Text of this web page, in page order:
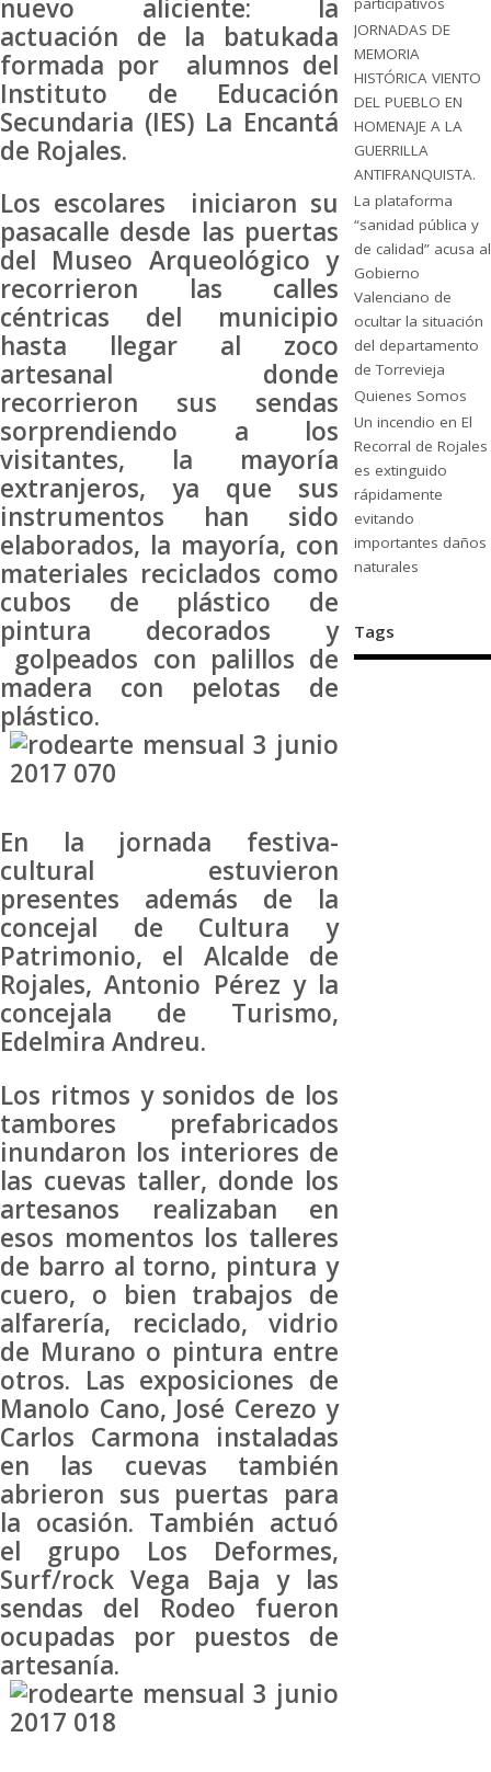
nuevo aliciente: la
actuación de la batukada
formada por alumnos del
Instituto de Educación
Secundaria (IES) La Encantá
de Rojales.
Los escolares iniciaron su
pasacalle desde las puertas
del Museo Arqueológico y
recorrieron las calles
céntricas del municipio
hasta llegar al zoco
artesanal donde
recorrieron sus sendas
sorprendiendo a los
visitantes, la mayoría
extranjeros, ya que sus
instrumentos han sido
elaborados, la mayoría, con
materiales reciclados como
cubos de plástico de
pintura decorados y
golpeados con palillos de
madera con pelotas de
plástico.
En la jornada festiva-
cultural estuvieron
presentes además de la
concejal de Cultura y
Patrimonio, el Alcalde de
Rojales, Antonio Pérez y la
concejala de Turismo,
Edelmira Andreu.
Los ritmos y sonidos de los
tambores prefabricados
inundaron los interiores de
las cuevas taller, donde los
artesanos realizaban en
esos momentos los talleres
de barro al torno, pintura y
cuero, o bien trabajos de
alfarería, reciclado, vidrio
de Murano o pintura entre
otros. Las exposiciones de
Manolo Cano, José Cerezo y
Carlos Carmona instaladas
en las cuevas también
abrieron sus puertas para
la ocasión. También actuó
el grupo Los Deformes,
Surf/rock Vega Baja y las
sendas del Rodeo fueron
ocupadas por puestos de
artesanía.
JORNADAS DE
MEMORIA
HISTÓRICA VIENTO
DEL PUEBLO EN
HOMENAJE A LA
GUERRILLA
ANTIFRANQUISTA.
La plataforma
“sanidad pública y
de calidad” acusa al
Gobierno
Valenciano de
ocultar la situación
del departamento
de Torrevieja
Quienes Somos
Un incendio en El
Recorral de Rojales
es extinguido
rápidamente
evitando
importantes daños
naturales
Tags